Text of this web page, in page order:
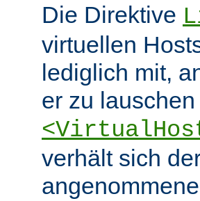
Die Direktive
virtuellen
lediglich mit,
er zu
verhält sich